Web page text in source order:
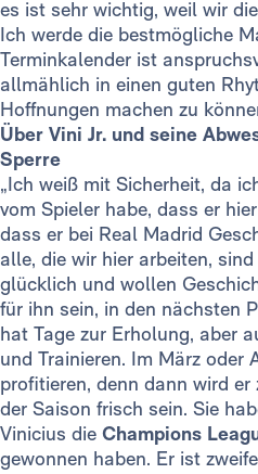
es ist sehr wichtig, weil wir
Ich werde die bestmögliche
Terminkalender ist
allmählich in einen guten
Hoffnungen machen zu
Über Vini Jr. und seine
Sperre
„Ich weiß mit Sicherheit, da
vom Spieler habe, dass er
dass er bei Real Madrid
alle, die wir hier arbeiten,
glücklich und wollen
für ihn sein, in den nächsten
hat Tage zur Erholung, aber
und Trainieren. Im März oder
profitieren, denn dann wird
der Saison frisch sein. Sie
Vinicius die Champions
gewonnen haben. Er ist